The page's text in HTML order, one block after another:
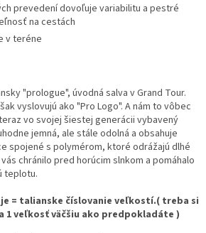
prevedení dovoľuje variabilitu a pestré
na cestách
v teréne
"prologue", úvodná salva v Grand Tour.
vyslovujú ako "Pro Logo". A nám to vôbec
vo svojej šiestej generácii vybavený
jemná, ale stále odolná a obsahuje
spojené s polymérom, ktoré odrážajú dlhé
chránilo pred horúcim slnkom a pomáhalo
teplotu.
= talianske číslovanie veľkostí.( treba si
1 veľkosť väčšiu ako predpokladáte )